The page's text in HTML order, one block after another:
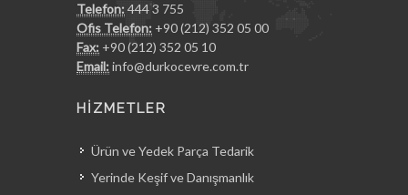
Telefon: 444 3 755
Ofis Telefon: +90 (212) 352 05 00
Fax: +90 (212) 352 05 10
Email: info@durkocevre.com.tr
HİZMETLER
Ürün ve Yedek Parça Tedarik
Yerinde Keşif ve Danışmanlık